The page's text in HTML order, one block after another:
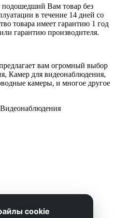
Вам товар без
в течение 14 дней со
товара имеет гарантию 1 год
гарантию производителя.
вам огромный выбор
Камер для видеонаблюдения,
камеры, и многое другое
cookie